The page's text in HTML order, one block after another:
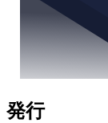
発行